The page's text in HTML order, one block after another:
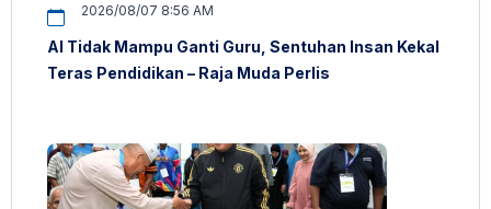
2026/08/07 8:56 AM
AI Tidak Mampu Ganti Guru, Sentuhan Insan Kekal
Teras Pendidikan – Raja Muda Perlis